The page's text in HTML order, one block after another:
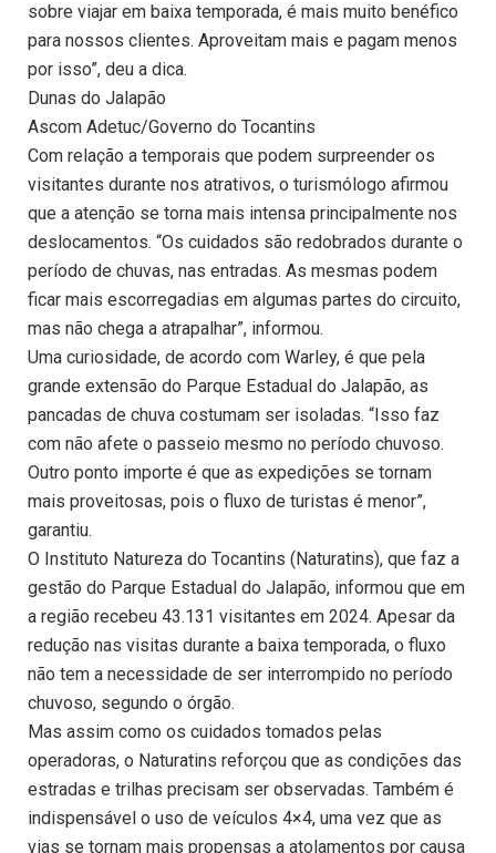
sobre viajar em baixa temporada, é mais muito benéfico
para nossos clientes. Aproveitam mais e pagam menos
por isso”, deu a dica.
Dunas do Jalapão
Ascom Adetuc/Governo do Tocantins
Com relação a temporais que podem surpreender os
visitantes durante nos atrativos, o turismólogo afirmou
que a atenção se torna mais intensa principalmente nos
deslocamentos. “Os cuidados são redobrados durante o
período de chuvas, nas entradas. As mesmas podem
ficar mais escorregadias em algumas partes do circuito,
mas não chega a atrapalhar”, informou.
Uma curiosidade, de acordo com Warley, é que pela
grande extensão do Parque Estadual do Jalapão, as
pancadas de chuva costumam ser isoladas. “Isso faz
com não afete o passeio mesmo no período chuvoso.
Outro ponto importe é que as expedições se tornam
mais proveitosas, pois o fluxo de turistas é menor”,
garantiu.
O Instituto Natureza do Tocantins (Naturatins), que faz a
gestão do Parque Estadual do Jalapão, informou que em
a região recebeu 43.131 visitantes em 2024. Apesar da
redução nas visitas durante a baixa temporada, o fluxo
não tem a necessidade de ser interrompido no período
chuvoso, segundo o órgão.
Mas assim como os cuidados tomados pelas
operadoras, o Naturatins reforçou que as condições das
estradas e trilhas precisam ser observadas. Também é
indispensável o uso de veículos 4×4, uma vez que as
vias se tornam mais propensas a atolamentos por causa